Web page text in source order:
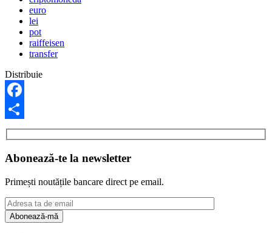
euro
lei
pot
raiffeisen
transfer
Distribuie
Facebook
Share
Abonează-te la newsletter
Primești noutățile bancare direct pe email.